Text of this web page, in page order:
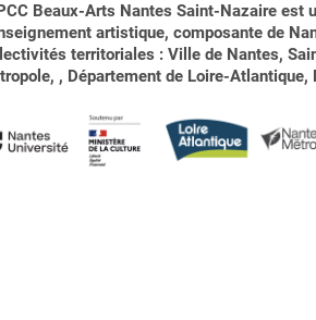
Beaux-Arts Nantes Saint-Nazaire est
artistique, composante de
territoriales : Ville de Nantes,
, Département de Loire-